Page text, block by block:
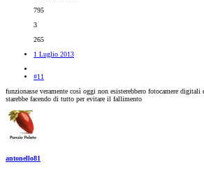
795
3
265
1 Luglio 2013
#11
funzionasse veramente così oggi non esisterebbero fotocamere
starebbe facendo di tutto per evitare il fallimento
antonello81